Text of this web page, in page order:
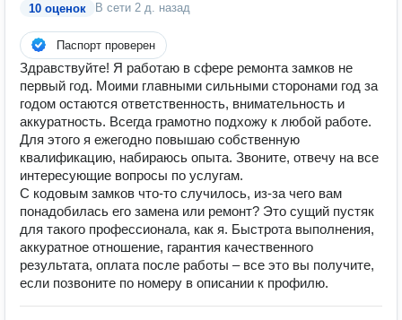
10 оценок В сети 2 д. назад
Паспорт проверен
Здравствуйте! Я работаю в сфере ремонта замков не
первый год. Моими главными сильными сторонами год за
годом остаются ответственность, внимательность и
аккуратность. Всегда грамотно подхожу к любой работе.
Для этого я ежегодно повышаю собственную
квалификацию, набираюсь опыта. Звоните, отвечу на все
интересующие вопросы по услугам.
С кодовым замков что-то случилось, из-за чего вам
понадобилась его замена или ремонт? Это сущий пустяк
для такого профессионала, как я. Быстрота выполнения,
аккуратное отношение, гарантия качественного
результата, оплата после работы – все это вы получите,
если позвоните по номеру в описании к профилю.